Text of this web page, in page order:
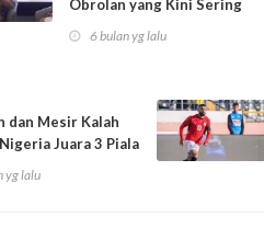
Obrolan yang Kini Sering
6 bulan yg lalu
dan Mesir Kalah
Juara 3 Piala
yg lalu